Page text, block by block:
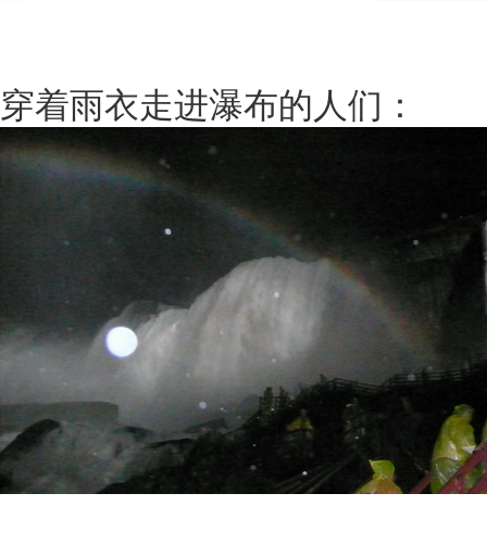
穿着雨衣走进瀑布的人们：